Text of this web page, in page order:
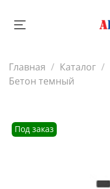
Главная Каталог
Бетон темный
Под заказ